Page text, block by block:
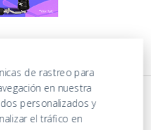
de rastreo para
en nuestra
personalizados y
el tráfico en